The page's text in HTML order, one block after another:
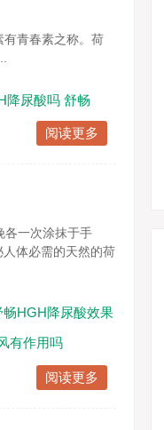
青春素之称。荷
降尿酸吗 舒畅
阅读更多
各一次涂抹于手
体必需的天然的荷
畅HGH降尿酸效果
有作用吗
阅读更多